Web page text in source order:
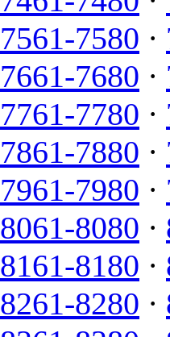
7561-7580 ·
7661-7680 ·
7761-7780 ·
7861-7880 ·
7961-7980 ·
8061-8080 ·
8161-8180 ·
8261-8280 ·